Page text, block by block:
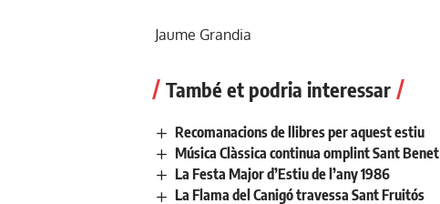
Jaume Grandia
També et podria interessar
Recomanacions de llibres per aquest estiu
Música Clàssica continua omplint Sant Benet
La Festa Major d’Estiu de l’any 1986
La Flama del Canigó travessa Sant Fruitós